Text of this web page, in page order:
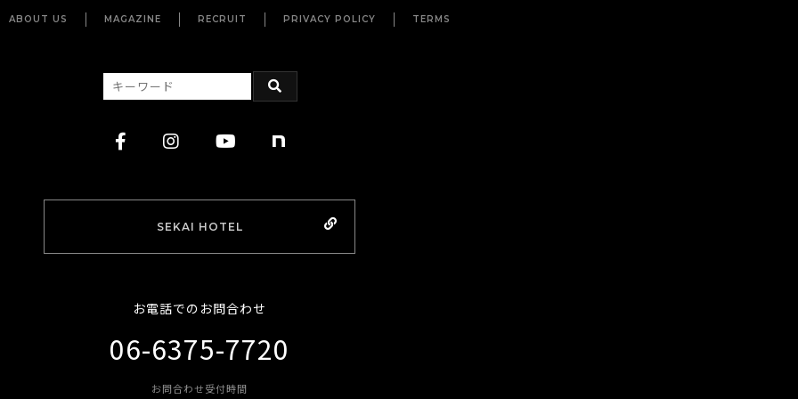
ABOUT US MAGAZINE RECRUIT PRIVACY POLICY TERMS
SEKAI HOTEL
お電話でのお問合わせ
06-6375-7720
お問合わせ受付時間